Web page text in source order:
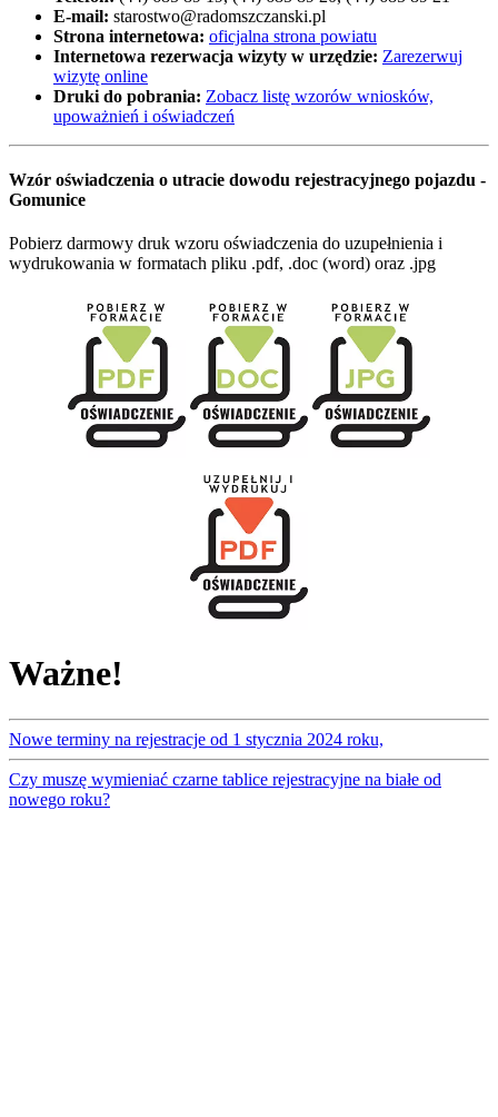
E-mail: starostwo@radomszczanski.pl
Strona internetowa: oficjalna strona powiatu
Internetowa rezerwacja wizyty w urzędzie: Zarezerwuj
wizytę online
Druki do pobrania: Zobacz listę wzorów wniosków,
upoważnień i oświadczeń
Wzór oświadczenia o utracie dowodu rejestracyjnego pojazdu -
Gomunice
Pobierz darmowy druk wzoru oświadczenia do uzupełnienia i
wydrukowania w formatach pliku .pdf, .doc (word) oraz .jpg
Ważne!
Nowe terminy na rejestracje od 1 stycznia 2024 roku,
Czy muszę wymieniać czarne tablice rejestracyjne na białe od
nowego roku?